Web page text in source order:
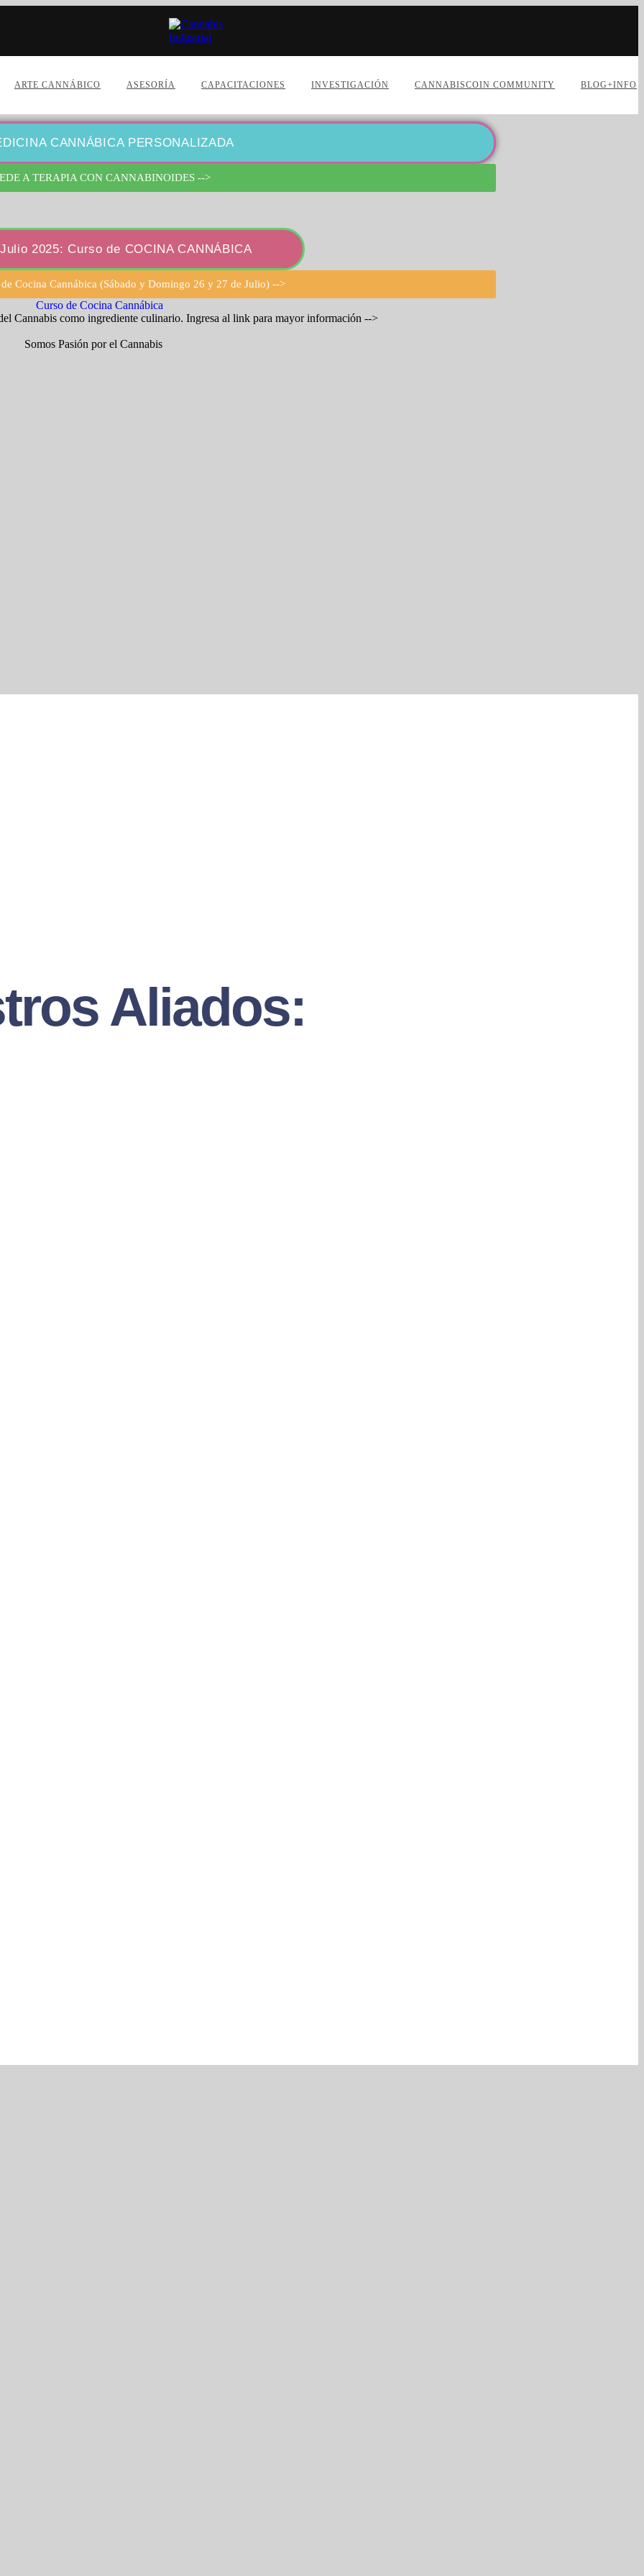
ARTE CANNÁBICO ASESORÍA CAPACITACIONES INVESTIGACIÓN CANNABISCOIN COMMUNITY BLOG+INFO
CANNÁBICA PERSONALIZADA
A TERAPIA CON CANNABINOIDES -->
2025: Curso de COCINA CANNÁBICA
Cocina Cannábica (Sábado y Domingo 26 y 27 de Julio) -->
Cannabis como ingrediente culinario. Ingresa al link para mayor información -->
Somos Pasión por el Cannabis
Aliados: